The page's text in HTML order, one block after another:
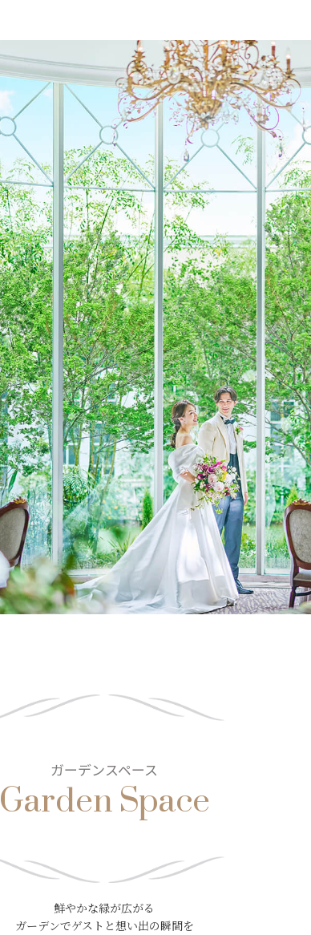
TOP
WEDDING REPORT
体験者レポート
PLAN
プラン
PARTY
披露宴会場
DRESS
ドレス
GUEST
ご列席者の皆さまへ
SUPPORT
お手伝い
ガーデンスペース
Garden Space
鮮やかな緑が広がる
ガーデンでゲストと想い出の瞬間を